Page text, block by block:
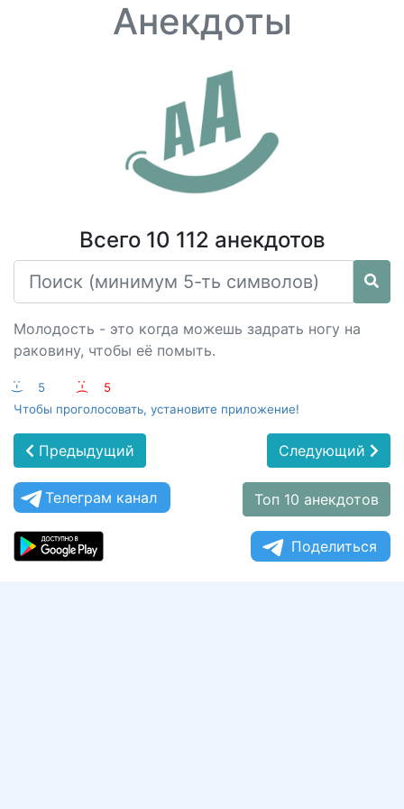
Анекдоты
Всего 10 112 анекдотов
Молодость - это когда можешь задрать ногу на
раковину, чтобы её помыть.
:-) 5 :-(
5
Чтобы проголосовать, установите приложение!
Предыдущий Следующий
Телеграм канал Топ 10 анекдотов
Поделиться